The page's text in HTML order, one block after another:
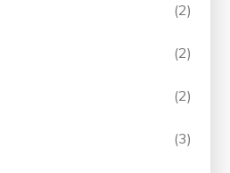
(2)
(2)
(2)
(3)